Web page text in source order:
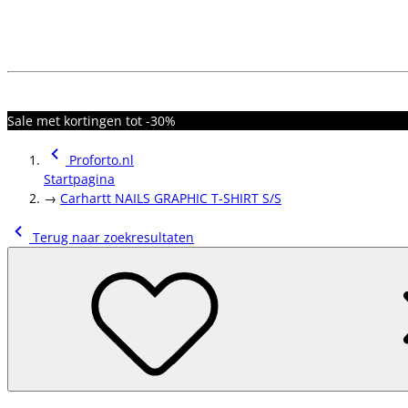
Sale met kortingen tot -30%
Proforto.nl
Startpagina
→ Carhartt NAILS GRAPHIC T-SHIRT S/S
Terug naar zoekresultaten